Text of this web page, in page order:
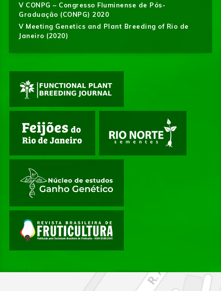
V CONPG – Congresso Fluminense de Pós-
Graduação (CONPG) 2020
V Meeting Genetics and Plant Breeding of Rio de
Janeiro (2020)